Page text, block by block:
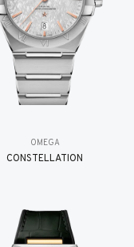
OMEGA
CONSTELLATION